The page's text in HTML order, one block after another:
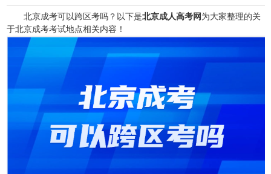
北京成考可以跨区考吗？以下是北京成人高考网为大家整理的关
于北京成考考试地点相关内容！